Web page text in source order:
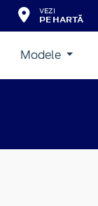
VEZI
PE HARTĂ
Modele